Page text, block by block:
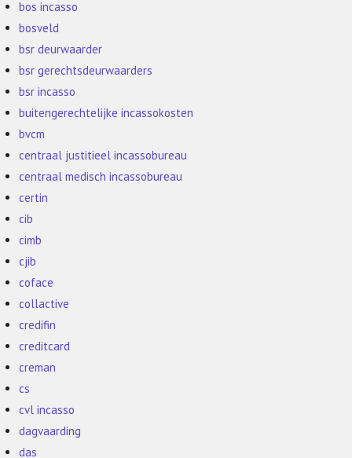
bos incasso
bosveld
bsr deurwaarder
bsr gerechtsdeurwaarders
bsr incasso
buitengerechtelijke incassokosten
bvcm
centraal justitieel incassobureau
centraal medisch incassobureau
certin
cib
cimb
cjib
coface
collactive
credifin
creditcard
creman
cs
cvl incasso
dagvaarding
das